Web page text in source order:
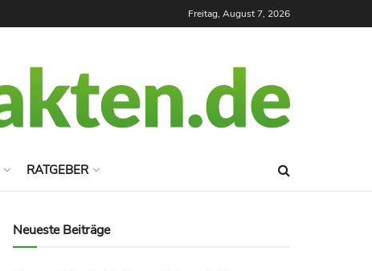
Freitag, August 7, 2026
RATGEBER
Neueste Beiträge